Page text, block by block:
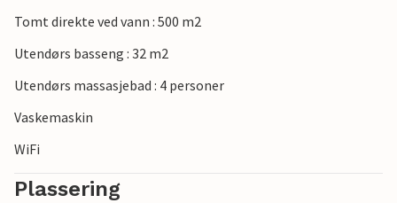
Tomt direkte ved vann : 500 m2
Utendørs basseng : 32 m2
Utendørs massasjebad : 4 personer
Vaskemaskin
WiFi
Plassering